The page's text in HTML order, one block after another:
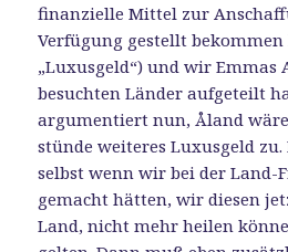
finanzielle Mittel zur
Verfügung gestellt bekommen
„Luxusgeld“) und wir Emmas
besuchten Länder aufgeteilt
argumentiert nun, Åland
stünde weiteres Luxusgeld
selbst wenn wir bei der Land-
gemacht hätten, wir diesen
Land, nicht mehr heilen